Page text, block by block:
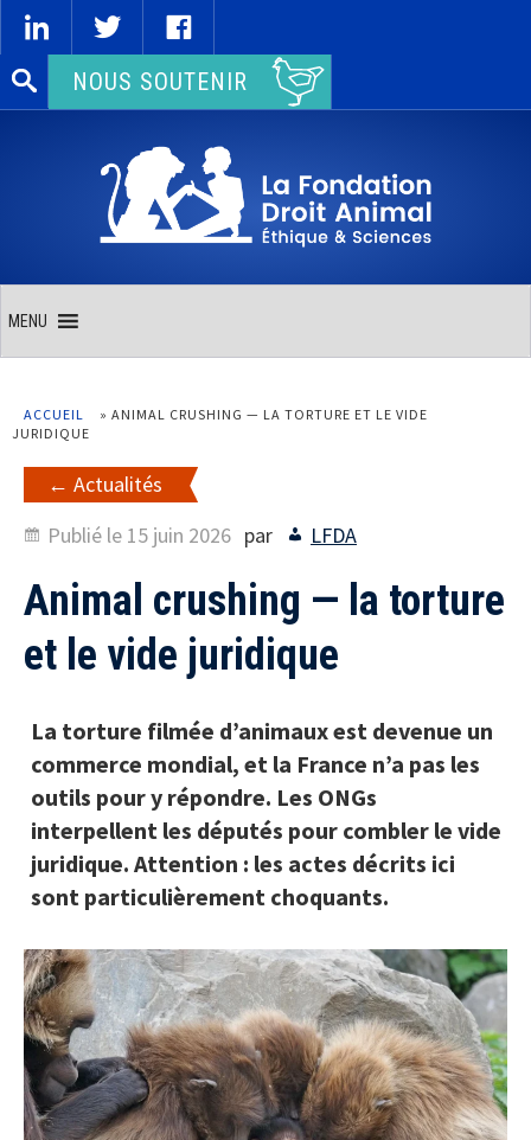
Rechercher :NOUS SOUTENIR
MENU
ACCUEIL » ANIMAL CRUSHING — LA TORTURE ET LE VIDE
JURIDIQUE
Actualités
Publié le 15 juin 2026 par LFDA
Animal crushing — la torture
et le vide juridique
La torture filmée d’animaux est devenue un
commerce mondial, et la France n’a pas les
outils pour y répondre. Les ONGs
interpellent les députés pour combler le vide
juridique. Attention : les actes décrits ici
sont particulièrement choquants.